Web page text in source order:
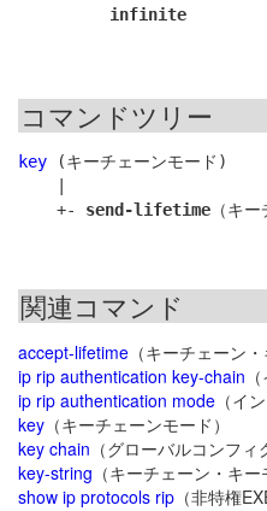
infinite
コマンドツリー
key (キーチェーンモード)
    +-
send-lifetime
関連コマンド
accept-lifetime （キーチェーン
ip rip authentication key-chain
ip rip authentication mode （イ
key （キーチェーンモード）
key chain （グローバルコンフィ
key-string （キーチェーン・キー
show ip protocols rip （非特権